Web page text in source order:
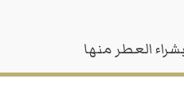
العطر منها